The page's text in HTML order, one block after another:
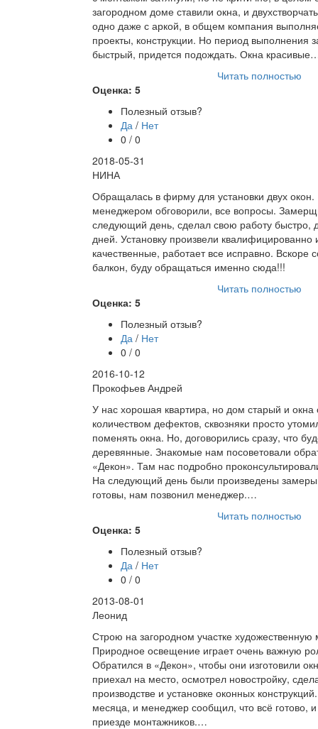
загородном доме ставили окна, и
одно даже с аркой, в общем компания
проекты, конструкции. Но период выполнения
быстрый, придется подождать. Окна
Читать полностью
Оценка: 5
Полезный отзыв?
Да / Нет
0 / 0
2018-05-31
НИНА
Обращалась в фирму для установки двух
менеджером обговорили, все вопросы.
следующий день, сделал свою работу быстро,
дней. Установку произвели квалифицированно
качественные, работает все исправно. Вскоре
балкон, буду обращаться именно сюда!!!
Читать полностью
Оценка: 5
Полезный отзыв?
Да / Нет
0 / 0
2016-10-12
Прокофьев Андрей
У нас хорошая квартира, но дом старый и
количеством дефектов, сквозняки просто
поменять окна. Но, договорились сразу, что
деревянные. Знакомые нам посоветовали
«Декон». Там нас подробно
На следующий день были произведены
готовы, нам позвонил менеджер.…
Читать полностью
Оценка: 5
Полезный отзыв?
Да / Нет
0 / 0
2013-08-01
Леонид
Строю на загородном участке художественную
Природное освещение играет очень важную
Обратился в «Декон», чтобы они изготовили
приехал на место, осмотрел новостройку,
производстве и установке оконных
месяца, и менеджер сообщил, что всё готово,
приезде монтажников.…